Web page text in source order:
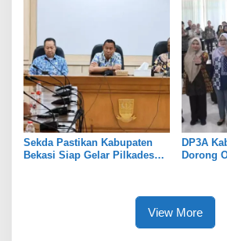
Sekda Pastikan Kabupaten
Bekasi Siap Gelar Pilkades
DP3A
Dorong
View More